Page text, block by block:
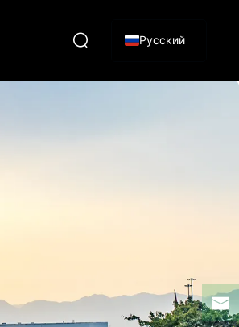
Русский